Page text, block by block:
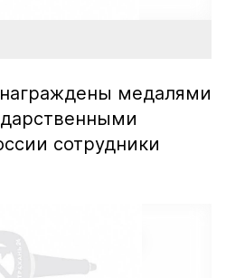
медалями
сотрудники